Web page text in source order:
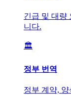
긴급 및 대량
니다.
🏛️
정부 번역
정부 계약,